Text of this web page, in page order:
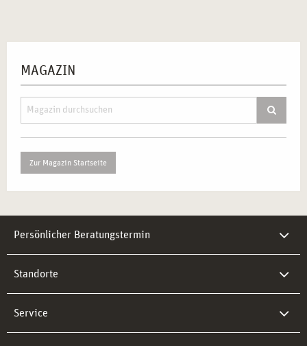
MAGAZIN
Zur Magazin Startseite
Persönlicher Beratungstermin
Standorte
Service